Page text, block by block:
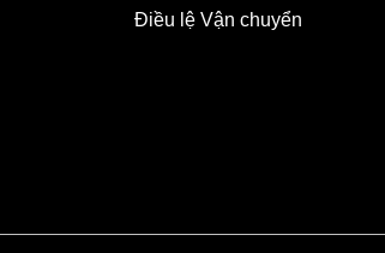
Điều lệ Vận chuyển